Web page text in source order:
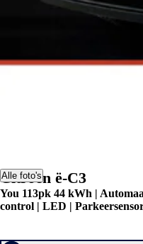
Alle foto's
Citroën ë-C3
You 113pk 44 kWh |
control | LED |